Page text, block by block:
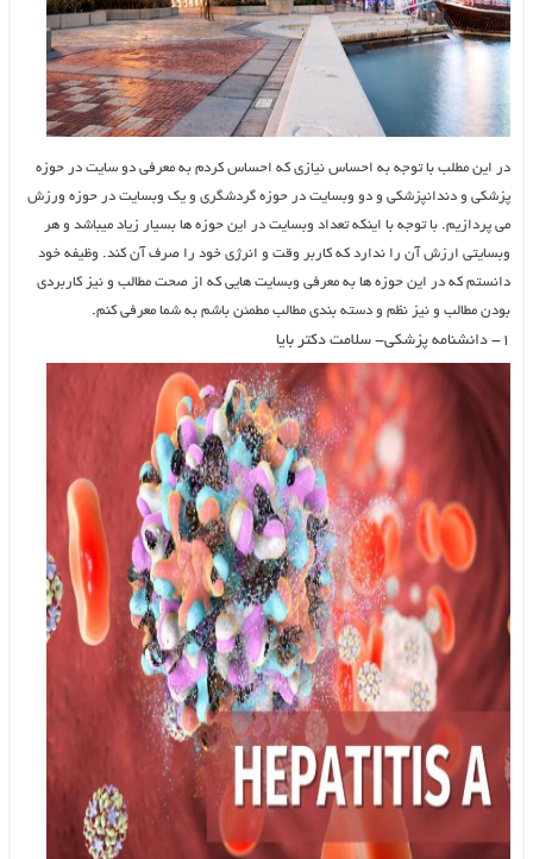
در این مطلب با توجه به احساس نیازی که احساس کردم به معرفی دو سایت در حوزه
پزشکی و دندانپزشکی و دو وبسایت در حوزه گردشگری و یک وبسایت در حوزه ورزش
می پردازیم. با توجه با اینکه تعداد وبسایت در این حوزه ها بسیار زیاد میباشد و هر
وبسایتی ارزش آن را ندارد که کاربر وقت و انرژی خود را صرف آن کند. وظیفه خود
دانستم که در این حوزه ها به معرفی وبسایت هایی که از صحت مطالب و نیز کاربردی
بودن مطالب و نیز نظم و دسته بندی مطالب مطمئن باشم به شما معرفی کنم.
۱- دانشنامه پزشکی- سلامت دکتر بایا